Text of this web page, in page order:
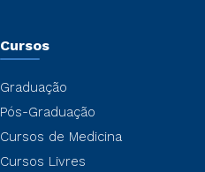
Cursos
Graduação
Pós-Graduação
Cursos de Medicina
Cursos Livres